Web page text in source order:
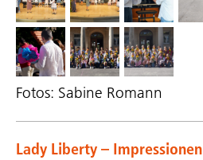
Fotos: Sabine Romann
Lady Liberty – Impressionen